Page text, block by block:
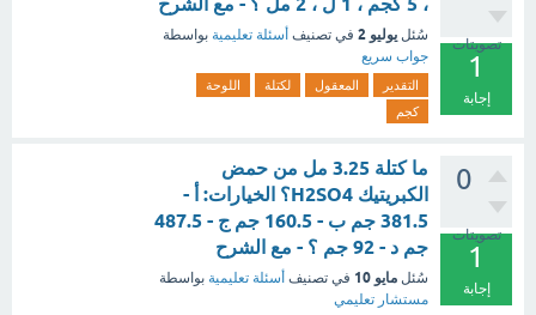
تصويتات
1
إجابة
سُئل يوليو 2 في تصنيف أسئلة تعليمية بواسطة
جواب سريع
التقدير المعقول لكتلة
اللوحة
كجم
0
تصويتات
1
إجابة
ما كتلة 3.25 مل من حمض
الكبريتيك H2SO4؟ الخيارات: أ -
381.5 جم ب - 160.5 جم ج - 487.5
جم د - 92 جم ؟ - مع الشرح
سُئل مايو 10 في تصنيف أسئلة تعليمية بواسطة
مستشار تعليمي